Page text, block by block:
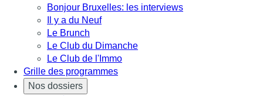
Bonjour Bruxelles: les interviews
Il y a du Neuf
Le Brunch
Le Club du Dimanche
Le Club de l'Immo
Grille des programmes
Nos dossiers